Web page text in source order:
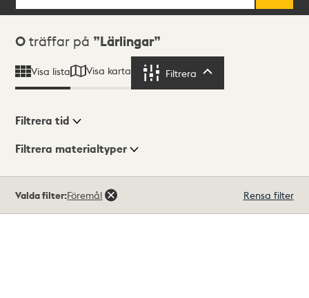
Sökresultat
0 träffar på Lärlingar
Visa lista Visa karta Filtrera
Visningsläge
Filtrera tid
Filtrera materialtyper
träffar
Valda filter:Föremål Rensa filter